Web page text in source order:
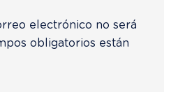
electrónico no será
obligatorios están